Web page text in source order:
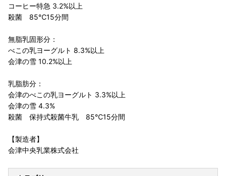
コーヒー特急 3.2%以上
殺菌 85℃15分間
無脂乳固形分：
べこの乳ヨーグルト 8.3%以上
会津の雪 10.2%以上
乳脂肪分：
会津のべこの乳ヨーグルト 3.3%以上
会津の雪 4.3%
殺菌 保持式殺菌牛乳 85℃15分間
【製造者】
会津中央乳業株式会社